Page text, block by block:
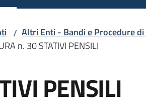
/ Altri Enti - Bandi e Procedure di
n. 30 STATIVI PENSILI
PENSILI